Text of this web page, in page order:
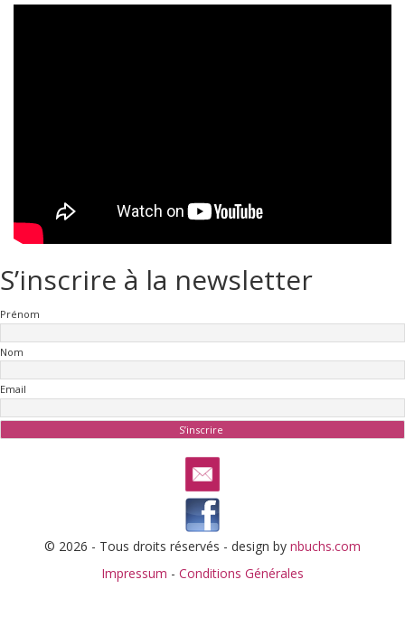
S’inscrire à la newsletter
Prénom
Nom
Email
© 2026 - Tous droits réservés - design by nbuchs.com
Impressum - Conditions Générales